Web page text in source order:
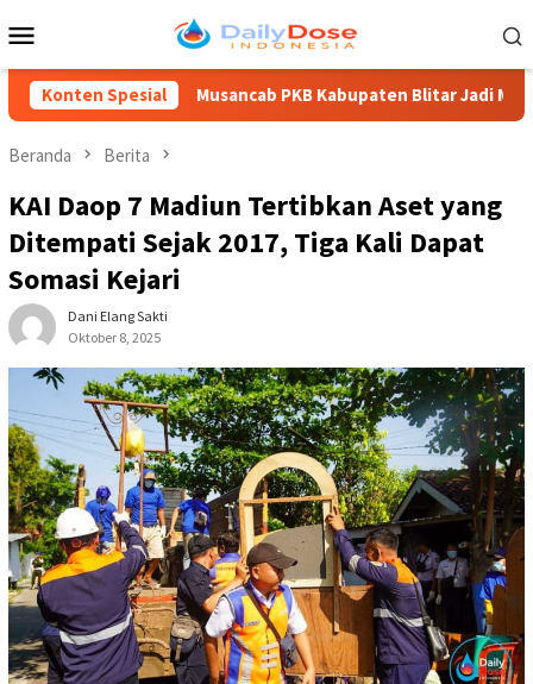
ke
Mobile
Konten Spesial
Musancab PKB Kabupaten Blitar Jadi Momentum
Beranda Berita
KAI Daop 7 Madiun Tertibkan Aset yang
Ditempati Sejak 2017, Tiga Kali Dapat
Somasi Kejari
Dani Elang Sakti
Oktober 8, 2025